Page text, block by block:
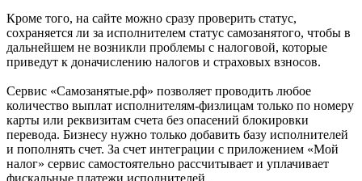
Кроме того, на сайте можно сразу проверить статус,
сохраняется ли за исполнителем статус самозанятого, чтобы в
дальнейшем не возникли проблемы с налоговой, которые
приведут к доначислению налогов и страховых взносов.
Сервис «Самозанятые.рф» позволяет проводить любое
количество выплат исполнителям-физлицам только по номеру
карты или реквизитам счета без опасений блокировки
перевода. Бизнесу нужно только добавить базу исполнителей
и пополнять счет. За счет интеграции с приложением «Мой
налог» сервис самостоятельно рассчитывает и уплачивает